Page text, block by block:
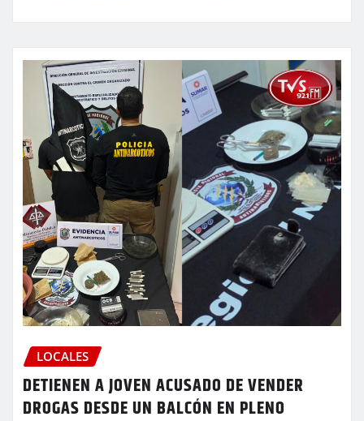
LOCALES
DETIENEN A JOVEN ACUSADO DE VENDER
DROGAS DESDE UN BALCÓN EN PLENO